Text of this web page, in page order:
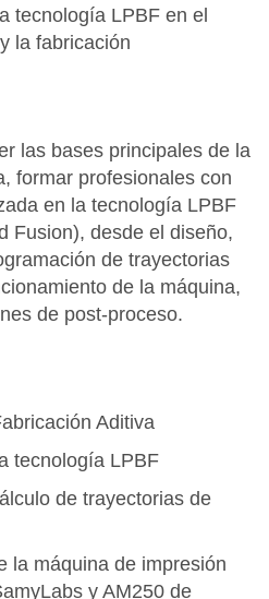
tecnología LPBF en el
la fabricación
las bases principales de la
formar profesionales con
en la tecnología LPBF
Fusion), desde el diseño,
de trayectorias
de la máquina,
de post-proceso.
Aditiva
tecnología LPBF
de trayectorias de
la máquina de impresión
y AM250 de